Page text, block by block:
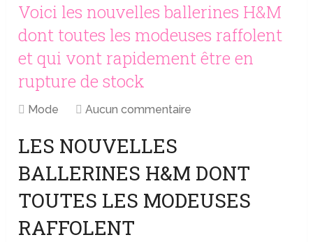
Voici les nouvelles ballerines H&M
dont toutes les modeuses raffolent
et qui vont rapidement être en
rupture de stock
Mode Aucun commentaire
LES NOUVELLES
BALLERINES H&M DONT
TOUTES LES MODEUSES
RAFFOLENT